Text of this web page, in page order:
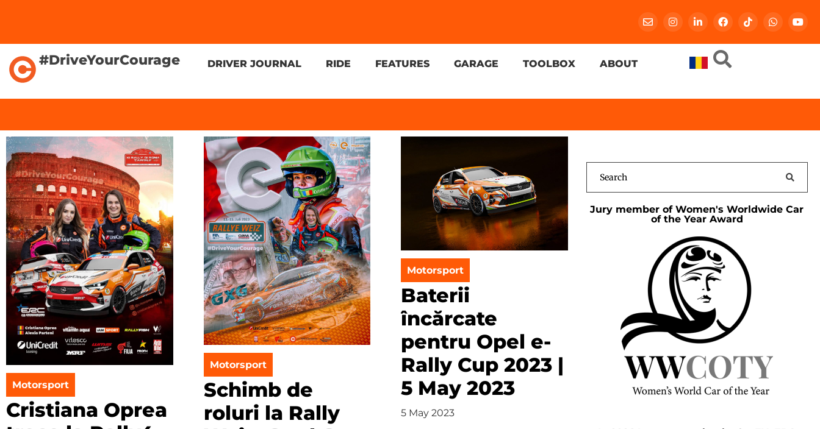
#DriveYourCourage DRIVER JOURNAL RIDE FEATURES GARAGE TOOLBOX ABOUT
Motorsport
Cristiana Oprea
Motorsport
Schimb de
roluri la Rally
Motorsport
Baterii
încărcate
pentru Opel e-
Rally Cup 2023 |
5 May 2023
5 May 2023
Jury member of Women's Worldwide Car
of the Year Award